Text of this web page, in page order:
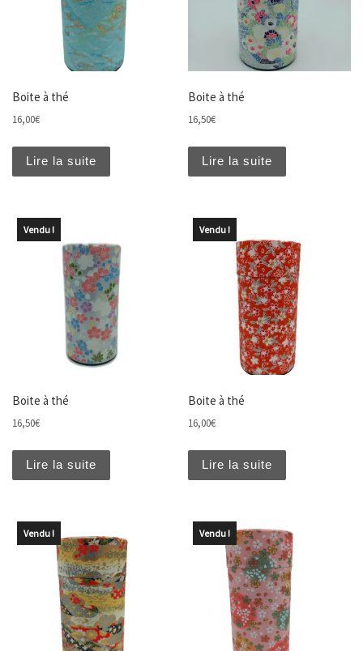
Boite à thé
16,00€
Lire la suite
Boite à thé
16,50€
Lire la suite
Vendu !
Boite à thé
16,50€
Lire la suite
Vendu !
Boite à thé
16,00€
Lire la suite
Vendu ! Vendu !